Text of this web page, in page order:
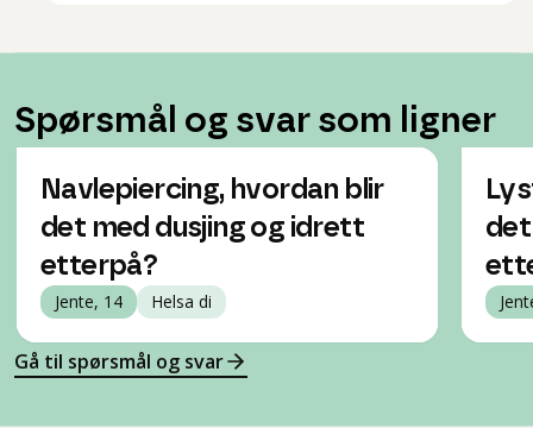
Spørsmål og svar som ligner
Navlepiercing, hvordan blir
det med dusjing og idrett
etterpå?
Jente, 14 Helsa di
Gå til spørsmål og svar